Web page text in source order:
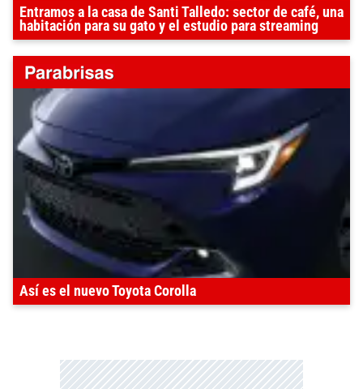
Entramos a la casa de Santi Talledo: sector de café, una
habitación para su gato y el estudio para streaming
Así es el nuevo Toyota Corolla